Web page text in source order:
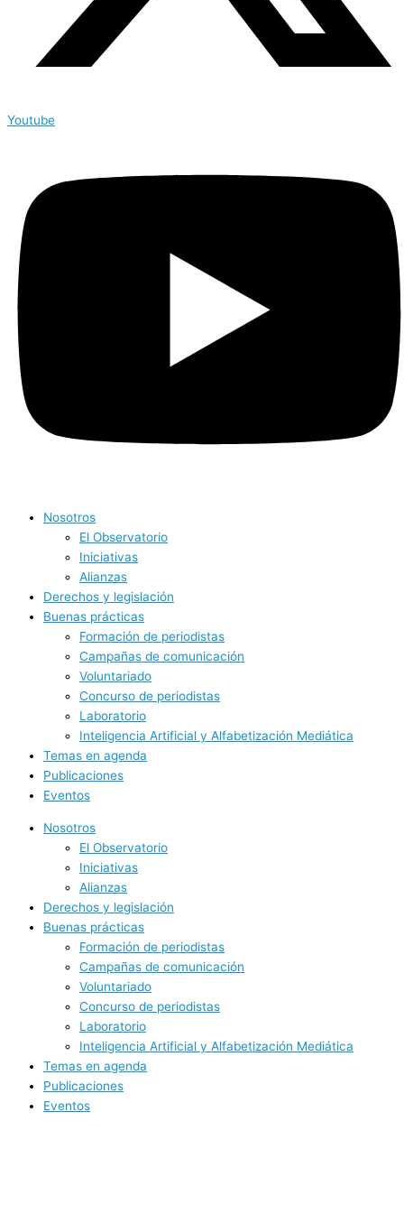
Youtube
Nosotros
El Observatorio
Iniciativas
Alianzas
Derechos y legislación
Buenas prácticas
Formación de periodistas
Campañas de comunicación
Voluntariado
Concurso de periodistas
Laboratorio
Inteligencia Artificial y Alfabetización Mediática
Temas en agenda
Publicaciones
Eventos
Nosotros
El Observatorio
Iniciativas
Alianzas
Derechos y legislación
Buenas prácticas
Formación de periodistas
Campañas de comunicación
Voluntariado
Concurso de periodistas
Laboratorio
Inteligencia Artificial y Alfabetización Mediática
Temas en agenda
Publicaciones
Eventos